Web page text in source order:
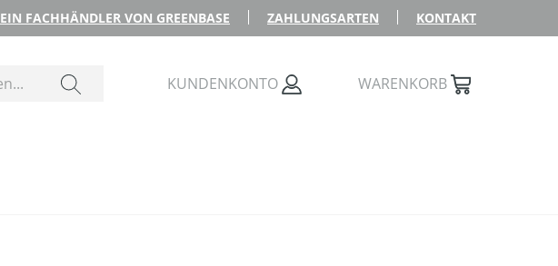
EIN FACHHÄNDLER VON GREENBASE ZAHLUNGSARTEN KONTAKT
KUNDENKONTO WARENKORB